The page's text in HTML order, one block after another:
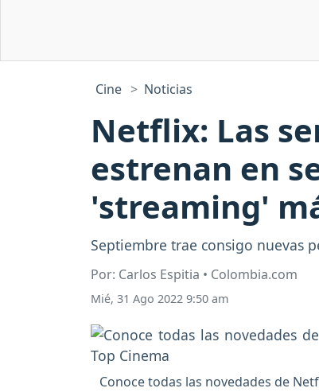
Cine Noticias
Netflix: Las
estrenan en
'streaming'
Septiembre trae consigo nuevas
Por: Carlos Espitia • Colombia.com
Mié, 31 Ago 2022 9:50 am
Conoce todas las novedades de